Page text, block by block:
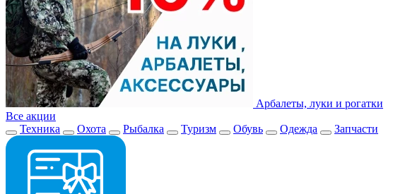
Арбалеты, луки и рогатки
Все акции
Техника
Охота Рыбалка Туризм Обувь Одежда Запчасти